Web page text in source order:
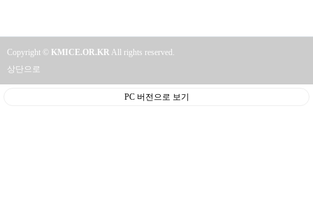
Copyright © KMICE.OR.KR All rights reserved.
상단으로
PC 버전으로 보기